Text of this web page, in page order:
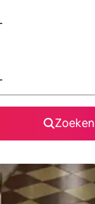
Zoeken